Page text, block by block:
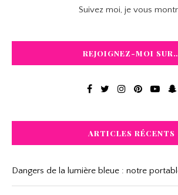
Suivez moi, je vous
REJOIGNEZ-MOI
ARTICLES RÉCENTS
Dangers de la lumière bleue : notre